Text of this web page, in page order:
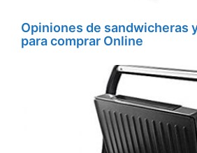
Opiniones de sandwicheras
para comprar Online